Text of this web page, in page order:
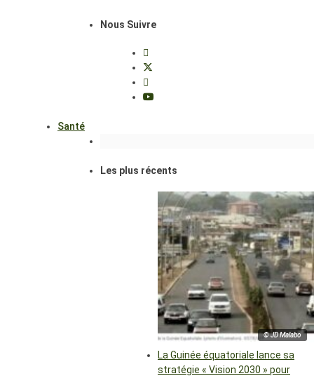
Nous Suivre
Santé
Les plus récents
© JD Malabo
La Guinée équatoriale lance sa
stratégie « Vision 2030 » pour